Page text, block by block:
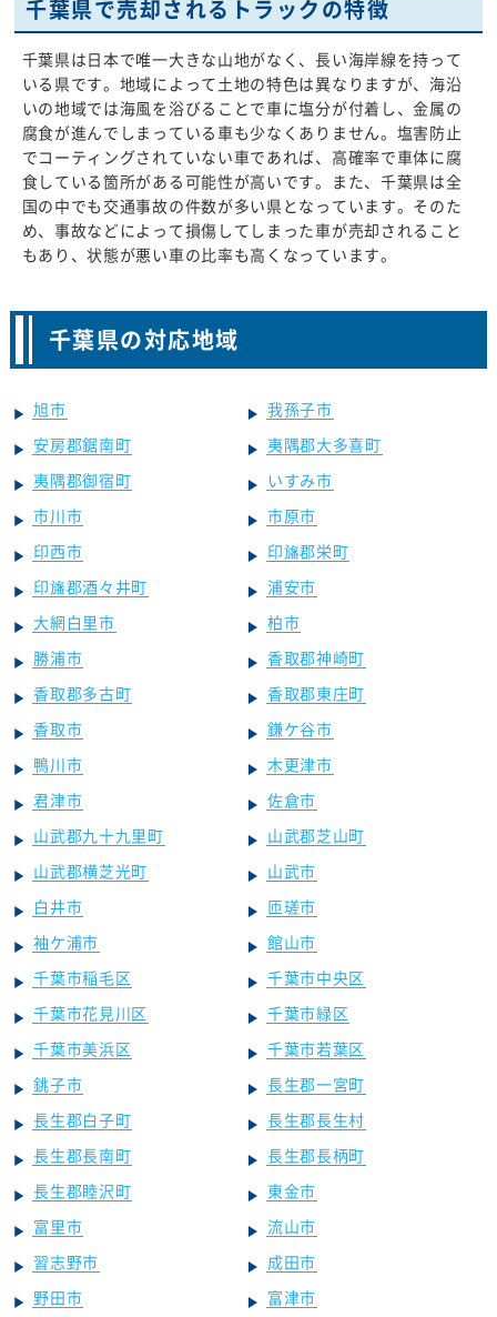
千葉県で売却されるトラックの特徴
千葉県は日本で唯一大きな山地がなく、長い海岸線を持って
いる県です。地域によって土地の特色は異なりますが、海沿
いの地域では海風を浴びることで車に塩分が付着し、金属の
腐食が進んでしまっている車も少なくありません。塩害防止
でコーティングされていない車であれば、高確率で車体に腐
食している箇所がある可能性が高いです。また、千葉県は全
国の中でも交通事故の件数が多い県となっています。そのた
め、事故などによって損傷してしまった車が売却されること
もあり、状態が悪い車の比率も高くなっています。
千葉県の対応地域
旭市
我孫子市
安房郡鋸南町
夷隅郡大多喜町
夷隅郡御宿町
いすみ市
市川市
市原市
印西市
印旛郡栄町
印旛郡酒々井町
浦安市
大網白里市
柏市
勝浦市
香取郡神崎町
香取郡多古町
香取郡東庄町
香取市
鎌ケ谷市
鴨川市
木更津市
君津市
佐倉市
山武郡九十九里町
山武郡芝山町
山武郡横芝光町
山武市
白井市
匝瑳市
袖ケ浦市
館山市
千葉市稲毛区
千葉市中央区
千葉市花見川区
千葉市緑区
千葉市美浜区
千葉市若葉区
銚子市
長生郡一宮町
長生郡白子町
長生郡長生村
長生郡長南町
長生郡長柄町
長生郡睦沢町
東金市
富里市
流山市
習志野市
成田市
野田市
富津市